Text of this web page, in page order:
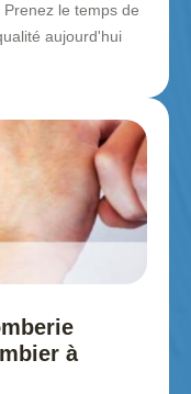
le temps de
aujourd'hui
à